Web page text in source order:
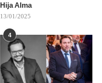
Hija Alma
13/01/2025
4